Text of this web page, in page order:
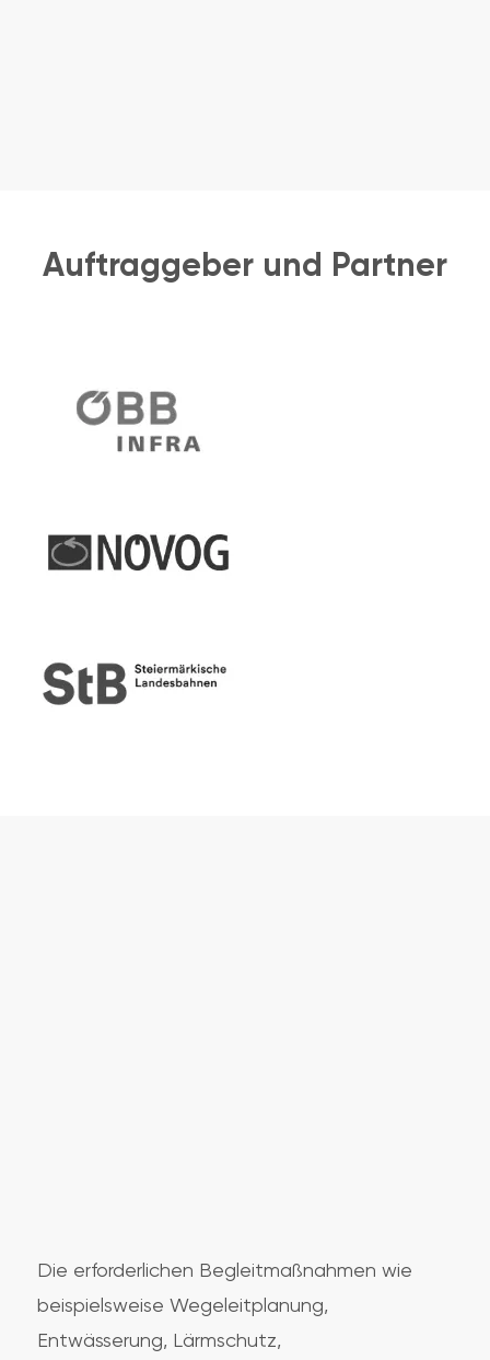
Auftraggeber und Partner
Die erforderlichen Begleitmaßnahmen wie
beispielsweise Wegeleitplanung,
Entwässerung, Lärmschutz,